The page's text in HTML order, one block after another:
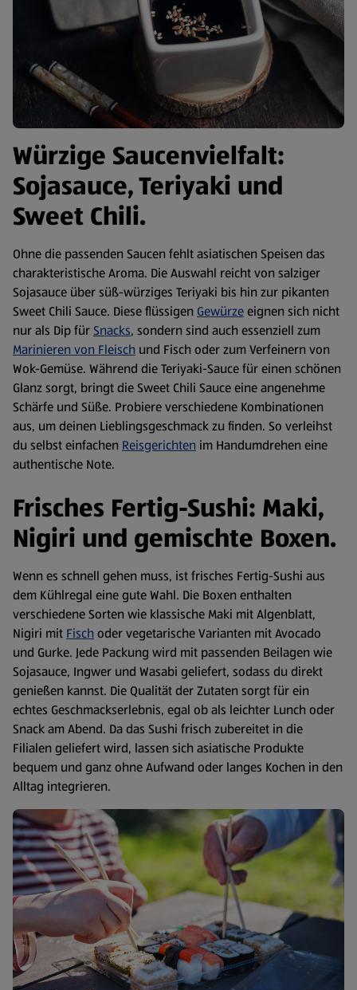
Würzige Saucenvielfalt:
Sojasauce, Teriyaki und
Sweet Chili.
Ohne die passenden Saucen fehlt asiatischen Speisen das
charakteristische Aroma. Die Auswahl reicht von salziger
Sojasauce über süß-würziges Teriyaki bis hin zur pikanten
Sweet Chili Sauce. Diese flüssigen Gewürzeeignen sich nicht
nur als Dip fürSnacks, sondern sind auch essenziell zum
Marinieren von Fleisch und Fisch oder zum Verfeinern von
Wok-Gemüse. Während die Teriyaki-Sauce für einen schönen
Glanz sorgt, bringt die Sweet Chili Sauce eine angenehme
Schärfe und Süße. Probiere verschiedene Kombinationen
aus, um deinen Lieblingsgeschmack zu finden. So verleihst
du selbst einfachen Reisgerichten im Handumdrehen eine
authentische Note.
Frisches Fertig-Sushi: Maki,
Nigiri und gemischte Boxen.
Wenn es schnell gehen muss, ist frisches Fertig-Sushi aus
dem Kühlregal eine gute Wahl. Die Boxen enthalten
verschiedene Sorten wie klassische Maki mit Algenblatt,
Nigiri mit Fisch oder vegetarische Varianten mit Avocado
und Gurke. Jede Packung wird mit passenden Beilagen wie
Sojasauce, Ingwer und Wasabi geliefert, sodass du direkt
genießen kannst. Die Qualität der Zutaten sorgt für ein
echtes Geschmackserlebnis, egal ob als leichter Lunch oder
Snack am Abend. Da das Sushi frisch zubereitet in die
Filialen geliefert wird, lassen sich asiatische Produkte
bequem und ganz ohne Aufwand oder langes Kochen in den
Alltag integrieren.